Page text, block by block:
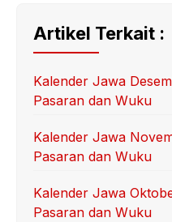
Artikel Terkait :
Kalender Jawa
Pasaran dan Wuku
Kalender Jawa
Pasaran dan Wuku
Kalender Jawa
Pasaran dan Wuku